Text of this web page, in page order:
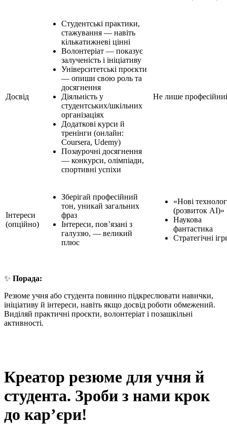
Досвід
Студентські практики,
стажування — навіть
кількатижневі цінні
Волонтеріат — показує
залученість і ініціативу
Університетські проєкти
— опиши свою роль та
досягнення
Діяльність у
студентських/шкільних
організаціях
Додаткові курси й
тренінги (онлайн:
Coursera, Udemy)
Позаурочні досягнення
— конкурси, олімпіади,
спортивні успіхи
Не лише
Інтереси
(опційно)
Зберігай професійний
тон, уникай загальних
фраз
Інтереси, пов’язані з
галуззю, — великий
плюс
«Нові
(розвиток AI)»
Наукова
фантастика
Стратегічні
✨ Порада:
Резюме учня або студента повинно підкреслювати навички,
ініціативу й інтереси, навіть якщо досвід роботи обмежений.
Виділяй практичні проєкти, волонтеріат і позашкільні
активності.
Креатор резюме для учня й
студента. Зроби з нами крок
до кар’єри!